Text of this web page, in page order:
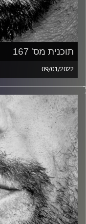
תוכנית מס' 167
09/01/2022
זיפים, מוזיקה
כל מה שחי, אמיתי
עם שמוליק רגב.
קרדיט תמונות: